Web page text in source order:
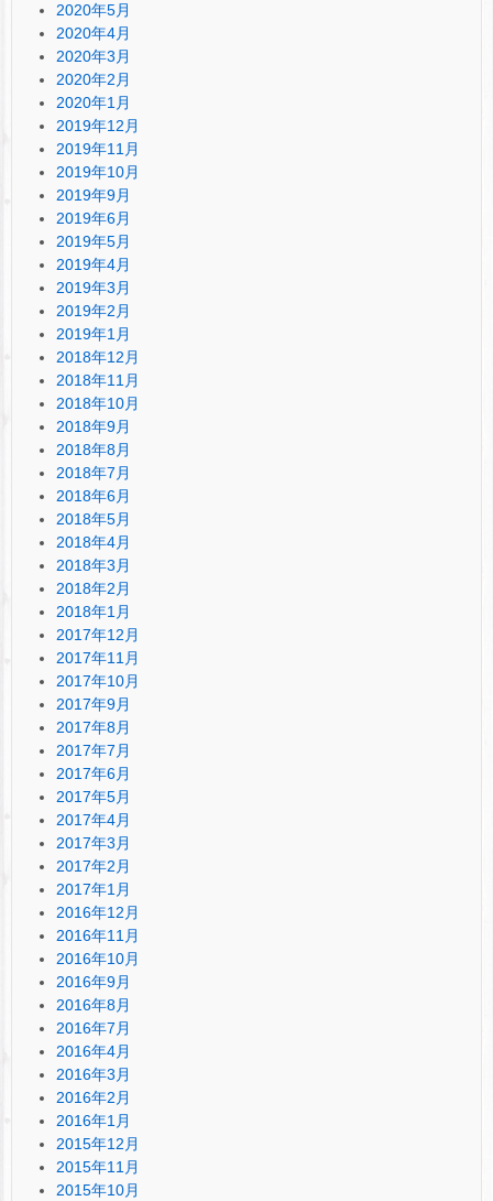
2020年5月
2020年4月
2020年3月
2020年2月
2020年1月
2019年12月
2019年11月
2019年10月
2019年9月
2019年6月
2019年5月
2019年4月
2019年3月
2019年2月
2019年1月
2018年12月
2018年11月
2018年10月
2018年9月
2018年8月
2018年7月
2018年6月
2018年5月
2018年4月
2018年3月
2018年2月
2018年1月
2017年12月
2017年11月
2017年10月
2017年9月
2017年8月
2017年7月
2017年6月
2017年5月
2017年4月
2017年3月
2017年2月
2017年1月
2016年12月
2016年11月
2016年10月
2016年9月
2016年8月
2016年7月
2016年4月
2016年3月
2016年2月
2016年1月
2015年12月
2015年11月
2015年10月